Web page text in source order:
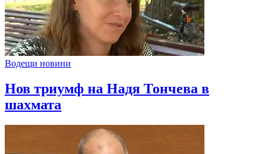
Водещи новини
Нов триумф на Надя Тончева в
шахмата